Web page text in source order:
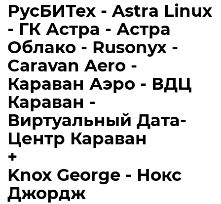
РусБИТех - Astra Linux
- ГК Астра - Астра
Облако - Rusonyx -
Caravan Aero -
Караван Аэро - ВДЦ
Караван -
Виртуальный Дата-
Центр Караван
+
Knox George - Нокс
Джордж